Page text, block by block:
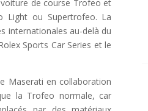
de course Trofeo et
Light ou Supertrofeo. La
internationales au-delà du
Sports Car Series et le
Maserati en collaboration
la Trofeo normale, car